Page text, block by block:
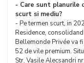
- Care sunt planurile
scurt si mediu?
- Pe termen scurt, in
Residence,
Bellemonde Privée va
52 de vile premium.
Str. Vasile Alecsandri